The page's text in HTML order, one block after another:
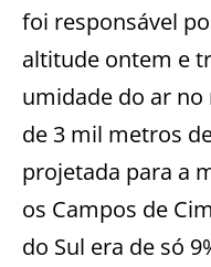
foi responsável
altitude ontem e
umidade do ar no
de 3 mil metros
projetada para a
os Campos de
do Sul era de só